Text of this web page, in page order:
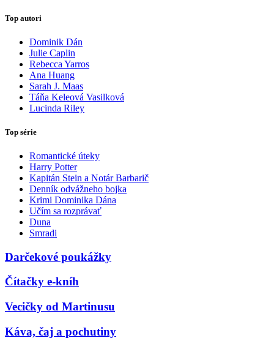
Top autori
Dominik Dán
Julie Caplin
Rebecca Yarros
Ana Huang
Sarah J. Maas
Táňa Keleová Vasilková
Lucinda Riley
Top série
Romantické úteky
Harry Potter
Kapitán Stein a Notár Barbarič
Denník odvážneho bojka
Krimi Dominika Dána
Učím sa rozprávať
Duna
Smradi
Darčekové poukážky
Čítačky e-kníh
Vecičky od Martinusu
Káva, čaj a pochutiny